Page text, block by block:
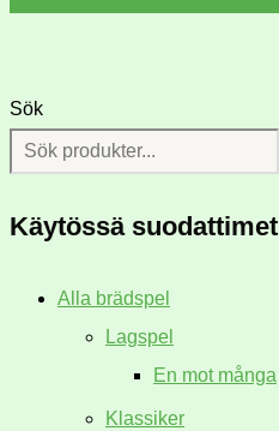
Sök
Käytössä suodattimet
Alla brädspel
Lagspel
En mot många
Klassiker